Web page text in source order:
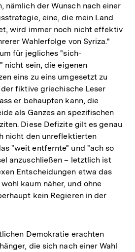
nämlich der Wunsch nach einer
eine, die mein Land
wird immer noch nicht effektiv
Wahlerfolge von Syriza."
für jegliches "sich-
nicht sein, die eigenen
eins zu eins umgesetzt zu
fiktive griechische Leser
er behaupten kann, die
als Ganzes an spezifischen
Diese Defizite gilt es genau
nicht den unreflektierten
"weit entfernte" und "ach so
anzuschließen – letztlich ist
Entscheidungen etwa das
kaum näher, und ohne
kein Regieren in der
Demokratie erachten
die sich nach einer Wahl